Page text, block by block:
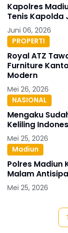
Kapolres
Tenis Kapolda
Juni 06, 2026
PROPERTI
Royal ATZ
Furniture
Modern
Mei 26, 2026
NASIONAL
Mengaku
Keliling
Mei 25, 2026
Madiun
Polres Madiun
Malam
Mei 25, 2026